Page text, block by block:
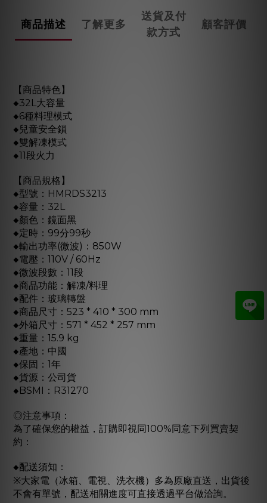
商品描述 了解更多
送貨及付
款方式
顧客評價
【商品特色】
◆32L大容量
◆6種料理模式
◆兒童安全鎖
◆雙解凍模式
◆11段火力
【商品規格】
◆型號：HMRDS3213
◆容量：32L
◆顏色：鏡面黑
◆定時：99分99秒
◆輸出功率(微波)：850W
◆電壓：110V / 60Hz
◆微波段數：11段
◆商品功能：解凍/料理
◆配件：玻璃轉盤
◆商品尺寸：523 * 410 * 300 mm
◆外箱尺寸：571 * 452 * 257 mm
◆重量：15.9 kg
◆產地：中國
◆保固：1年
◆貨源：公司貨
◆BSMI：R31270
◎注意事項：
為了確保您的權益，訂購即視同100%同意下列買賣契
約：
◆配送須知：
※大家電（冰箱、電視、洗衣機）多為原廠直送，出貨後
不會有單號，配送相關進度可直接透過平台做洽詢。